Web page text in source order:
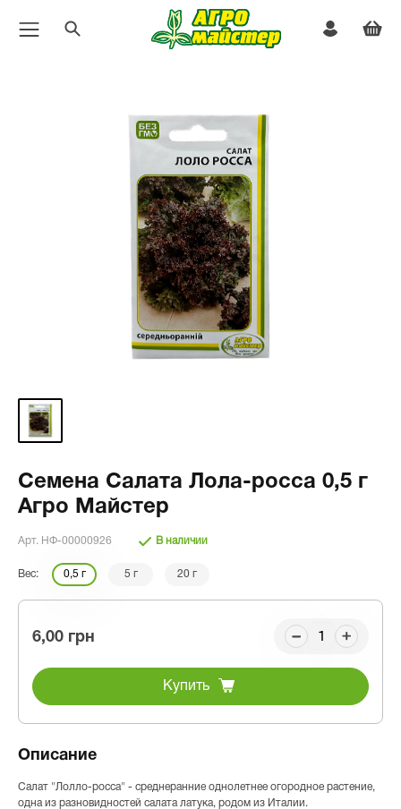
Семена Салата Лола-росса 0,5 г
Агро Майстер
Арт. НФ-00000926 В наличии
Вес: 0,5 г 5 г 20 г
6,00 грн
Купить
Описание
Салат "Лолло-росса" - среднеранние однолетнее огородное растение,
одна из разновидностей салата латука, родом из Италии.